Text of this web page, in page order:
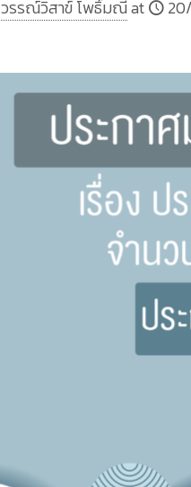
วรรณ์วิสาข์ โพธิ์มณีat